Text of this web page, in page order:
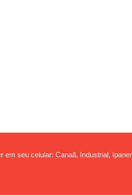
seu celular: Canaã, Industrial,